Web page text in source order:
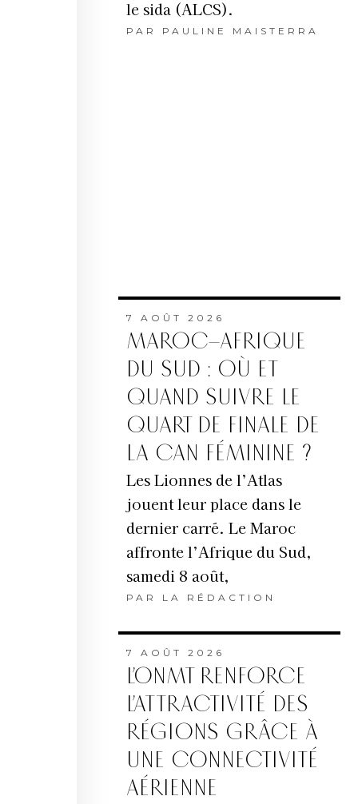
le sida (ALCS).
PAR PAULINE MAISTERRA
7 AOÛT 2026
MAROC–AFRIQUE
DU SUD : OÙ ET
QUAND SUIVRE LE
QUART DE FINALE DE
LA CAN FÉMININE ?
Les Lionnes de l’Atlas
jouent leur place dans le
dernier carré. Le Maroc
affronte l’Afrique du Sud,
samedi 8 août,
PAR LA RÉDACTION
7 AOÛT 2026
L’ONMT RENFORCE
L’ATTRACTIVITÉ DES
RÉGIONS GRÂCE À
UNE CONNECTIVITÉ
AÉRIENNE